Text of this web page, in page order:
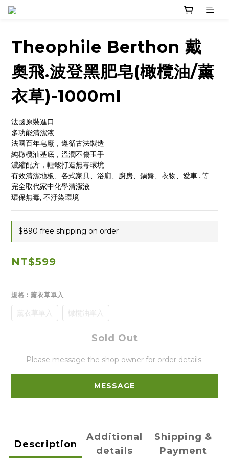
Theophile Berthon 戴
奧飛.波登黑肥皂(橄欖油/薰
衣草)-1000ml
法國原裝進口
多功能清潔液
法國百年皂廠，遵循古法製造
純橄欖油基底，溫潤不傷玉手
濃縮配方，輕鬆打造無毒環境
有效清潔地板、各式家具、浴廁、廚房、鍋盤、衣物、愛車…等
完全取代家中化學清潔液
環保無毒, 不汙染環境
$890 free shipping on order
NT$599
規格 : 薰衣草單入
薰衣草單入 橄欖油單入
Sold Out
Please message the shop owner for order details.
MESSAGE
Description
Additional
details
Shipping &
Payment